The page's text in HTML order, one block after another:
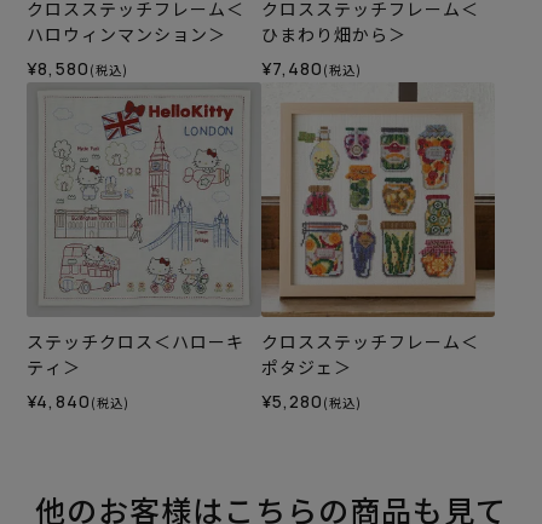
クロスステッチフレーム＜
ハロウィンマンション＞
¥8,580 (税込)
クロスステッチフレーム＜
ひまわり畑から＞
¥7,480 (税込)
ステッチクロス＜ハローキ
ティ＞
¥4,840 (税込)
クロスステッチフレーム＜
ポタジェ＞
¥5,280 (税込)
他のお客様はこちらの商品も見て